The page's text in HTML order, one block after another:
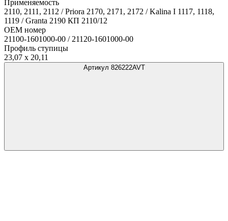
Применяемость
2110, 2111, 2112 / Priora 2170, 2171, 2172 / Kalina I 1117, 1118,
1119 / Granta 2190 КП 2110/12
OEM номер
21100-1601000-00 / 21120-1601000-00
Профиль ступицы
23,07 x 20,11
Артикул 826222AVT